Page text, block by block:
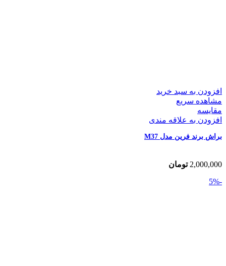
افزودن به سبد خرید
مشاهده سریع
مقایسه
افزودن به علاقه مندی
براش برند فرین مدل M37
2,000,000 تومان
-5%